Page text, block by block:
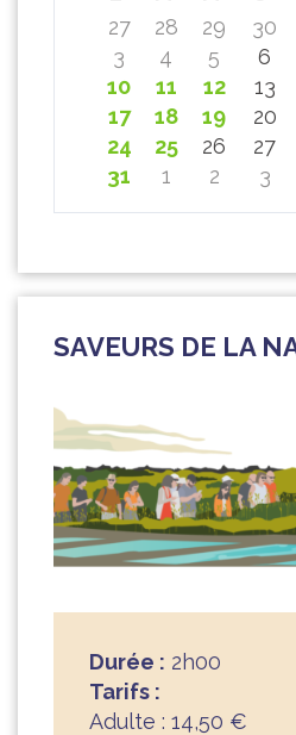
27
28 29 30
3
4 5 6
10
11 12 13
17
18 19 20
24
25 26 27
31
1 2 3
SAVEURS DE LA
Durée : 2h00
Tarifs :
Adulte : 14,50 €